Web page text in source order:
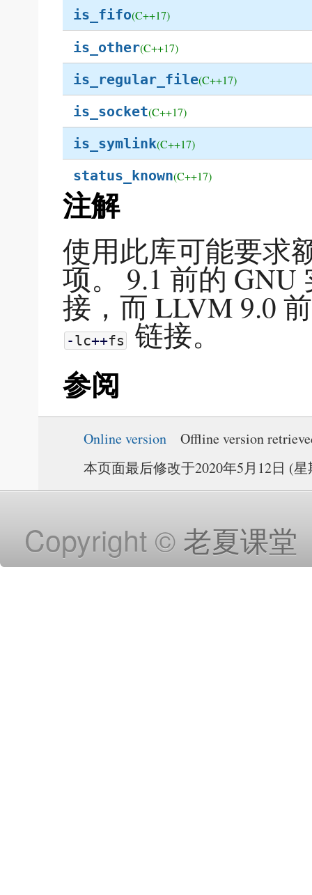
is_fifo(C++17)
is_other(C++17)
is_regular_file(C++17)
is_socket(C++17)
is_symlink(C++17)
status_known(C++17)
注解
使用此库可能要求
项。 9.1 前的
接，而 LLVM 9.0
-lc++fs 链接。
参阅
Online version
Offline version
本页面最后修改于2020年5月12日 (
Copyright ©老夏课堂